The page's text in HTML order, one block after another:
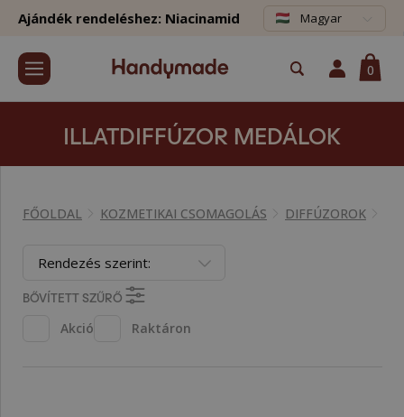
Ajándék rendeléshez: Niacinamid Magyar
0
ILLATDIFFÚZOR MEDÁLOK
FŐOLDAL KOZMETIKAI CSOMAGOLÁS DIFFÚZOROK
Rendezés szerint:
BŐVÍTETT SZŰRŐ
Akció
Raktáron